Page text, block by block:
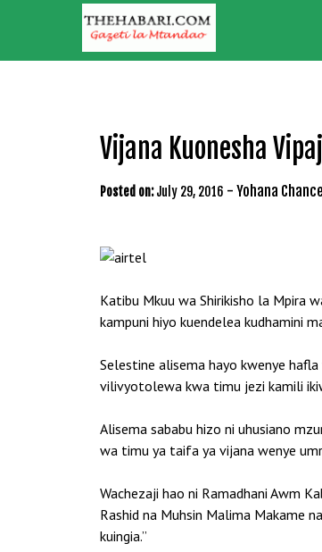
Vijana Kuonesha
Posted on: July 29, 2016 - Yohana Chance
Katibu Mkuu wa Shirikisho la Mpira
kampuni hiyo kuendelea kudhamini
Selestine alisema hayo kwenye
vilivyotolewa kwa timu jezi kamili
Alisema sababu hizo ni uhusiano
wa timu ya taifa ya vijana wenye
Wachezaji hao ni Ramadhani Awm
Rashid na Muhsin Malima Makame
kuingia.”